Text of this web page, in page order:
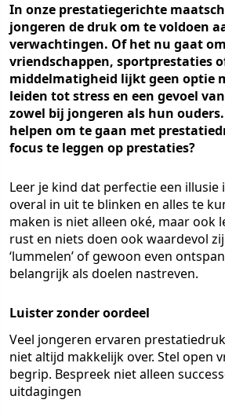
In onze prestatiegerichte
jongeren de druk om te voldoen
verwachtingen. Of het nu gaat
vriendschappen, sportprestaties
middelmatigheid lijkt geen optie
leiden tot stress en een gevoel
zowel bij jongeren als hun
helpen om te gaan met
focus te leggen op prestaties?
Leer je kind dat perfectie een illusie
overal in uit te blinken en alles te
maken is niet alleen oké, maar ook
rust en niets doen ook waardevol
‘lummelen’ of gewoon even
belangrijk als doelen nastreven.
Luister zonder oordeel
Veel jongeren ervaren
niet altijd makkelijk over. Stel open
begrip. Bespreek niet alleen
uitdagingen